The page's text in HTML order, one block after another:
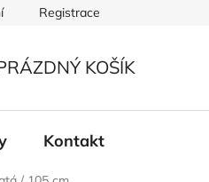
Registrace
KOŠÍK
Kontakt